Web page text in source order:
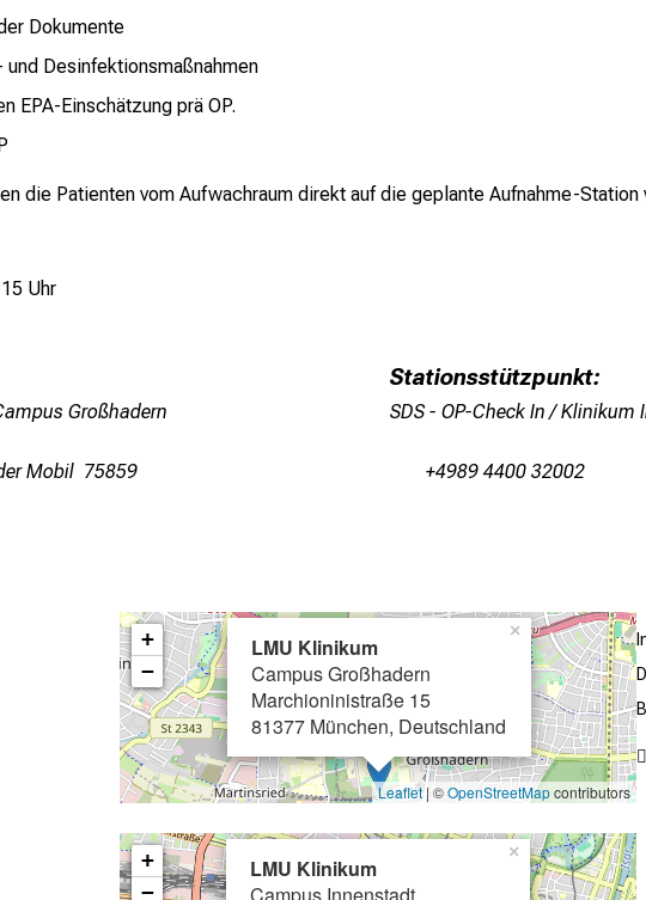
Dokumente
und Desinfektionsmaßnahmen
EPA-Einschätzung prä OP.
die Patienten vom Aufwachraum direkt auf die geplante Aufnahme-Station
Uhr
Großhadern
Mobil 75859
Stationsstützpunkt:
SDS - OP-Check In / Klinikum
+4989 4400 32002
LMU Klinikum
Campus Großhadern
Marchioninistraße 15
81377 München, Deutschland
×
+
−
Leaflet| ©OpenStreetMapcontributors
LMU Klinikum
×
+
−